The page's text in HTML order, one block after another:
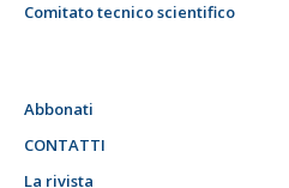
Comitato tecnico scientifico
Abbonati
CONTATTI
La rivista